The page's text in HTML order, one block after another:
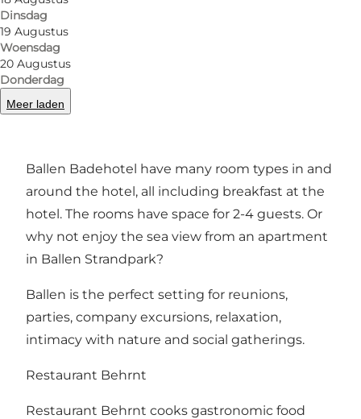
Dinsdag
19 Augustus
Woensdag
20 Augustus
Donderdag
Meer laden
Take a nostalgic and relaxing break from the
stresses of everyday life and stay at Ballen
Badehotel, which dates back to 1928. Ballen is
Ballen Badehotel have many room types in and
around the hotel, all including breakfast at the
hotel. The rooms have space for 2-4 guests. Or
why not enjoy the sea view from an apartment
in Ballen Strandpark?
Ballen is the perfect setting for reunions,
parties, company excursions, relaxation,
intimacy with nature and social gatherings.
Restaurant Behrnt
Restaurant Behrnt cooks gastronomic food